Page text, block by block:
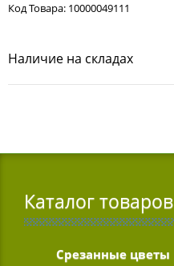
Код Товара: 10000049111
Наличие на складах
Каталог товаров
Срезанные цветы